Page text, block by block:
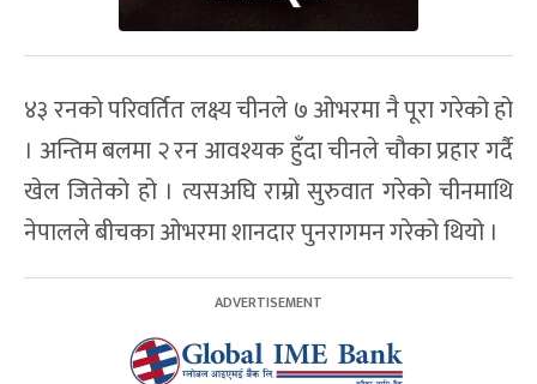
४३ रनको परिवर्तित लक्ष्य चीनले ७ ओभरमा नै पूरा गरेको हो
। अन्तिम बलमा २ रन आवश्यक हुँदा चीनले चौका प्रहार गर्दै
खेल जितेको हो । त्यसअघि राम्रो सुरुवात गरेको चीनमाथि
नेपालले बीचका ओभरमा शानदार पुनरागमन गरेको थियो ।